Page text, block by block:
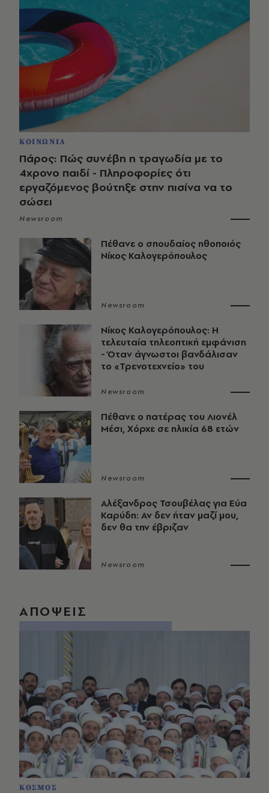
ΚΟΙΝΩΝΙΑ
Πάρος: Πώς συνέβη η τραγωδία με το
4χρονο παιδί - Πληροφορίες ότι
εργαζόμενος βούτηξε στην πισίνα να το
σώσει
Newsroom
Πέθανε ο σπουδαίος ηθοποιός
Νίκος Καλογερόπουλος
Newsroom
Νίκος Καλογερόπουλος: Η
τελευταία τηλεοπτική εμφάνιση
- Όταν άγνωστοι βανδάλισαν
το «Τρενοτεχνείο» του
Newsroom
Πέθανε ο πατέρας του Λιονέλ
Μέσι, Χόρχε σε ηλικία 68 ετών
Newsroom
Αλέξανδρος Τσουβέλας για Εύα
Καρύδη: Αν δεν ήταν μαζί μου,
δεν θα την έβριζαν
Newsroom
ΑΠΟΨΕΙΣ
ΚΟΣΜΟΣ